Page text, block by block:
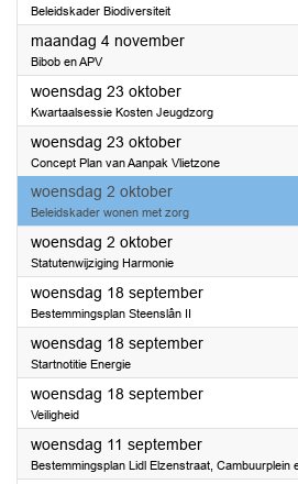
Beleidskader Biodiversiteit
maandag 4 november2024
Bibob en APV
woensdag 23 oktober2024
Kwartaalsessie Kosten Jeugdzorg
woensdag 23 oktober2024
Concept Plan van Aanpak Vlietzone
woensdag 2 oktober2024
Beleidskader wonen met zorg
woensdag 2 oktober2024
Statutenwijziging Harmonie
woensdag 18 september2024
Bestemmingsplan Steenslân II
woensdag 18 september2024
Startnotitie Energie
woensdag 18 september2024
Veiligheid
woensdag 11 september2024
Bestemmingsplan Lidl Elzenstraat, Cambuurplein